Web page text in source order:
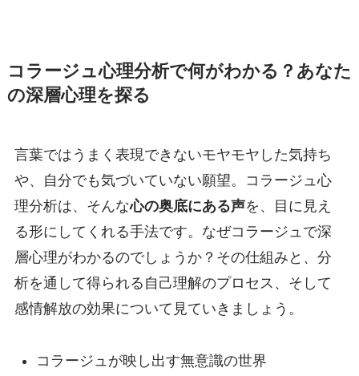
コラージュ心理分析で何がわかる？あなた
の深層心理を探る
言葉ではうまく表現できないモヤモヤした気持ち
や、自分でも気づいていない願望。コラージュ心
理分析は、そんな心の奥底にある声を、目に見え
る形にしてくれる手法です。なぜコラージュで深
層心理がわかるのでしょうか？その仕組みと、分
析を通して得られる自己理解のプロセス、そして
感情解放の効果について見ていきましょう。
コラージュが映し出す無意識の世界